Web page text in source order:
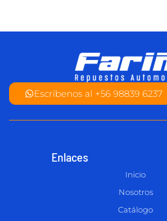
Escríbenos al +56 98839 6237
Enlaces
Inicio
Nosotros
Catálogo